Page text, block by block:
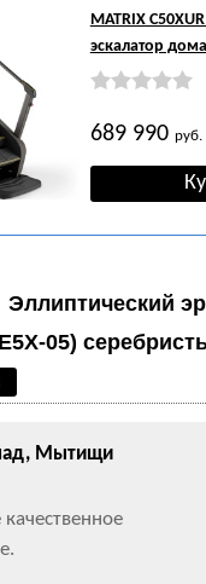
MATRIX
эскалатор
689 990 руб.
Эллиптический
05)
Мытищи